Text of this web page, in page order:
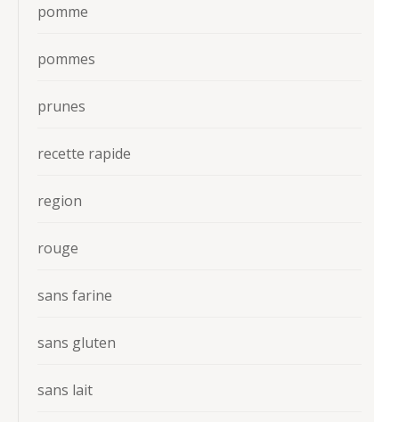
pomme
pommes
prunes
recette rapide
region
rouge
sans farine
sans gluten
sans lait